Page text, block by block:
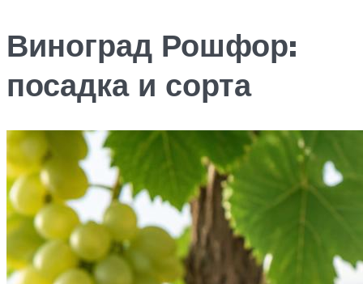
Виноград Рошфор:
посадка и сорта